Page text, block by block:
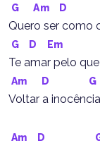
G
Am D
Quero ser como
G D Em
Te amar pelo que
Am D G
Voltar a
Am D